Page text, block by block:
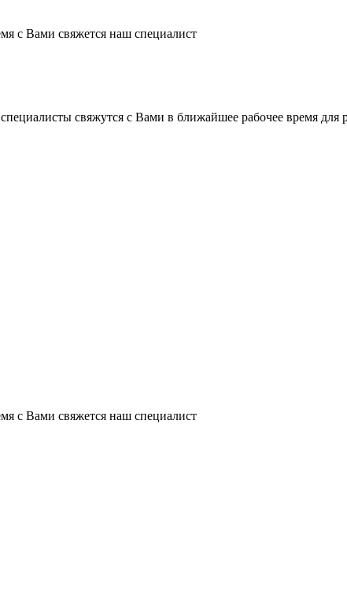
с Вами свяжется наш специалист
свяжутся с Вами в ближайшее рабочее время для
с Вами свяжется наш специалист